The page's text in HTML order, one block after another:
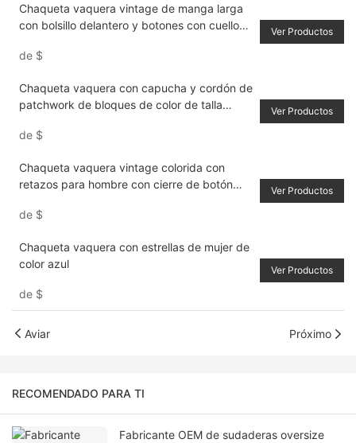
Chaqueta vaquera vintage de manga larga
con bolsillo delantero y botones con cuello
de $
Ver Productos
Chaqueta vaquera con capucha y cordón de
patchwork de bloques de color de talla
de $
Ver Productos
Chaqueta vaquera vintage colorida con
retazos para hombre con cierre de botón
de $
Ver Productos
Chaqueta vaquera con estrellas de mujer de
color azul
de $
Ver Productos
Aviar Próximo
RECOMENDADO PARA TI
Fabricante OEM de sudaderas oversize